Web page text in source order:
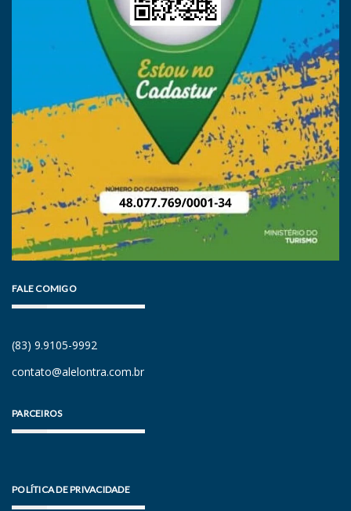
FALE COMIGO
(83) 9.9105-9992
contato@alelontra.com.br
PARCEIROS
POLÍTICA DE PRIVACIDADE